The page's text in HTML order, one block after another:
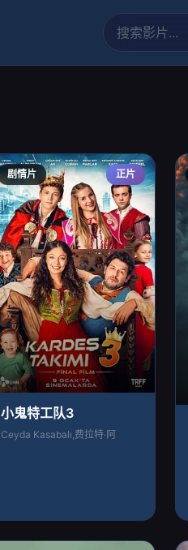
剧情片 正片
小鬼特工队3
Ceyda Kasabalı,费拉特·阿